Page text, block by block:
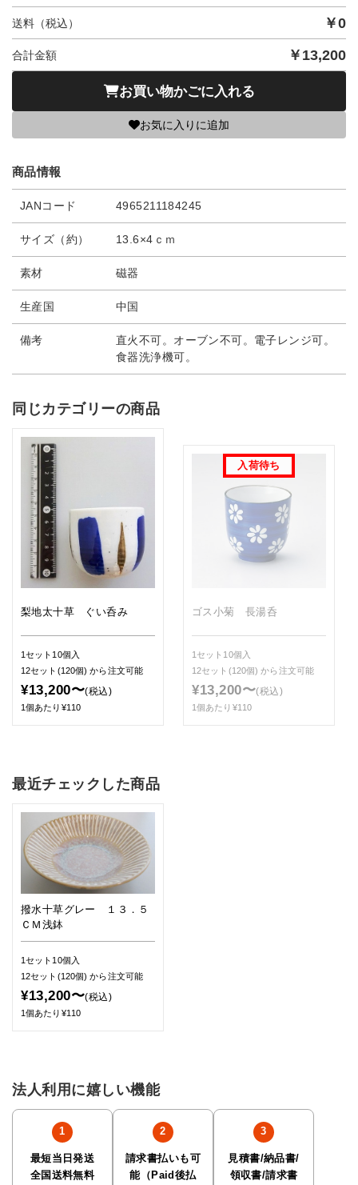
送料（税込） ￥0
合計金額 ￥ 13,200
お買い物かごに入れる
お気に入りに追加
商品情報
JANコード 4965211184245
サイズ（約） 13.6×4ｃｍ
素材 磁器
生産国 中国
備考
直火不可。オーブン不可。電子レンジ可。
食器洗浄機可。
同じカテゴリーの商品
梨地太十草 ぐい呑み
1セット10個入
12セット(120個)から注文可能
¥13,200〜(税込)
1個あたり¥110
ゴス小菊 長湯呑
1セット10個入
12セット(120個)から注文可能
¥13,200〜(税込)
1個あたり¥110
最近チェックした商品
撥水十草グレー １３．５
ＣＭ浅鉢
1セット10個入
12セット(120個)から注文可能
¥13,200〜(税込)
1個あたり¥110
法人利用に嬉しい機能
最短当日発送
全国送料無料
請求書払いも可
能（Paid後払
見積書/納品書/
領収書/請求書